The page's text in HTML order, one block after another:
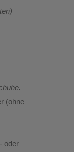
(ohne
oder